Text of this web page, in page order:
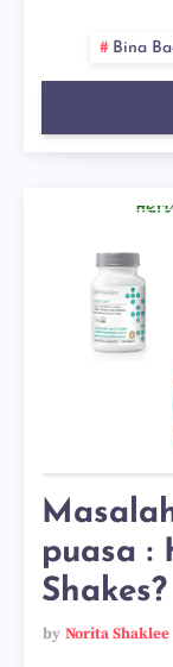
Bina
puasa :
Shakes?
by Norita Shaklee